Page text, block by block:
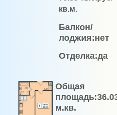
кв.м.
Балкон/
лоджия:нет
Отделка:да
Общая
площадь:
м.кв.